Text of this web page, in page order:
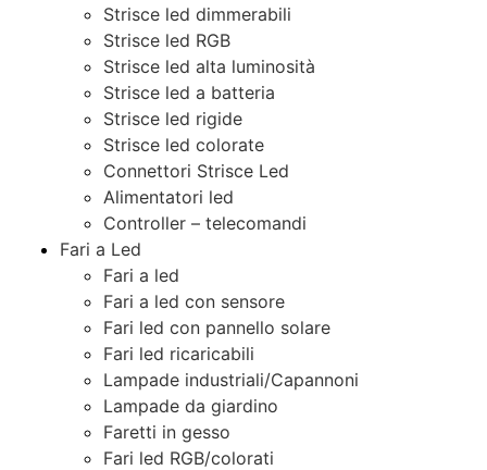
Strisce led dimmerabili
Strisce led RGB
Strisce led alta luminosità
Strisce led a batteria
Strisce led rigide
Strisce led colorate
Connettori Strisce Led
Alimentatori led
Controller – telecomandi
Fari a Led
Fari a led
Fari a led con sensore
Fari led con pannello solare
Fari led ricaricabili
Lampade industriali/Capannoni
Lampade da giardino
Faretti in gesso
Fari led RGB/colorati